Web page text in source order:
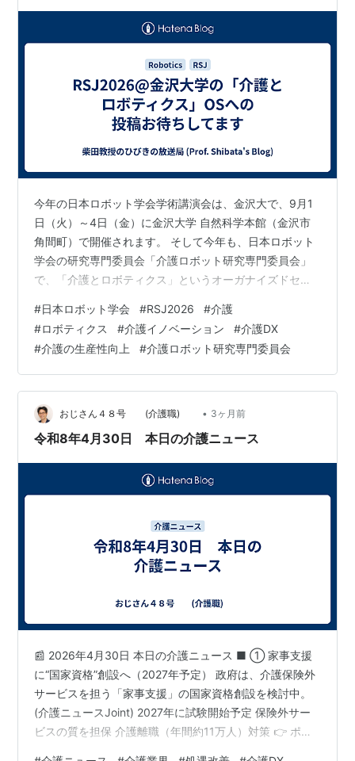
今年の日本ロボット学会学術講演会は、金沢大で、9月1
日（火）～4日（金）に金沢大学 自然科学本館（金沢市
角間町）で開催されます。 そして今年も、日本ロボット
学会の研究専門委員会「介護ロボット研究専門委員会」
で、「介護とロボティクス」というオーガナイズドセッ
ご発表をいただき、熱い議論が交わされています。 今年
も日本ロボット学会及び協賛学会の会員でなくても発表
ができます！ぜひ企業の方やロボットの活用に取り組ん
でいる介護施設の方もどしどし、ご投稿ください。論文
は１～２ぺージでも構いません。 講演申込締切：2026年
6月4日(木)正午まで 論文投稿…
#日本ロボット学会 #RSJ2026 #介護
#ロボティクス #介護イノベーション #介護DX
#介護の生産性向上 #介護ロボット研究専門委員会
おじさん４８号 (介護職) • 3ヶ月前
令和8年4月30日 本日の介護ニュース
📰 2026年4月30日 本日の介護ニュース ■ ① 家事支援
に“国家資格”創設へ（2027年予定） 政府は、介護保険外
サービスを担う「家事支援」の国家資格創設を検討中。
(介護ニュースJoint) 2027年に試験開始予定 保険外サー
ビスの質を担保 介護離職（年間約11万人）対策 👉 ポイ